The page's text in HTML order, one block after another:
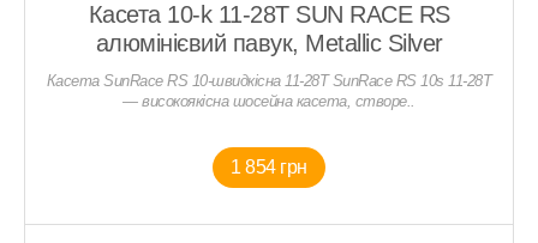
Касета 10-k 11-28T SUN RACE RS
алюмінієвий павук, Metallic Silver
Касета SunRace RS 10-швидкісна 11-28T SunRace RS 10s 11-28T
— високоякісна шосейна касета, створе..
1 854 грн